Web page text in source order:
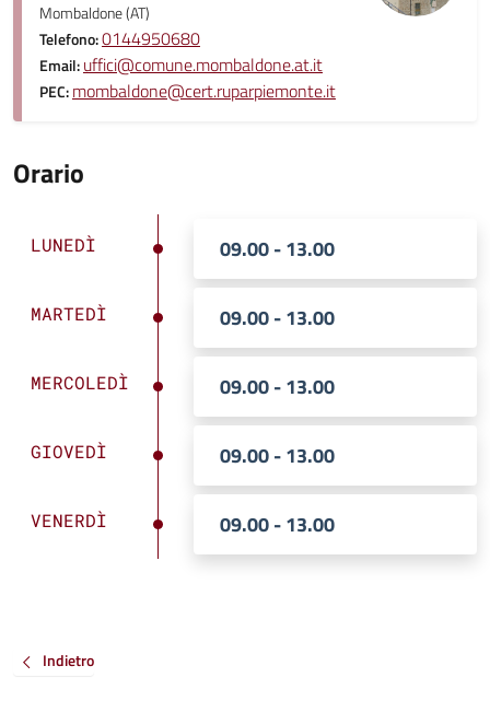
Mombaldone (AT)
Telefono:0144950680
Email:uffici@comune.mombaldone.at.it
PEC:mombaldone@cert.ruparpiemonte.it
Orario
LUNEDÌ 09.00 - 13.00
MARTEDÌ 09.00 - 13.00
MERCOLEDÌ 09.00 - 13.00
GIOVEDÌ 09.00 - 13.00
VENERDÌ 09.00 - 13.00
Indietro